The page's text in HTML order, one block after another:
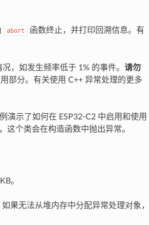
abort
函数终止，并打印回溯信息。有
，如发生频率低于 1% 的事件。 请勿
部分。有关使用 C++ 异常处理的更多
演示了如何在 ESP32-C2 中启用和使用
这个类会在构造函数中抛出异常。
。
果无法从堆内存中分配异常处理对象，